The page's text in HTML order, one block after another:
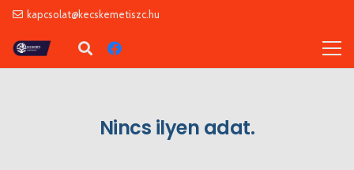
kapcsolat@kecskemetiszc.hu
Nincs ilyen adat.